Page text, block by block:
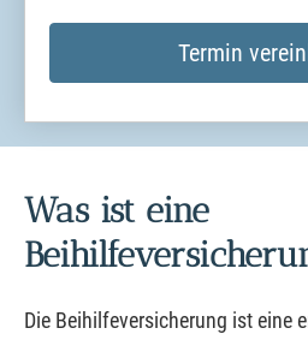
Termin
Was ist eine
Die Beihilfeversicherung ist eine